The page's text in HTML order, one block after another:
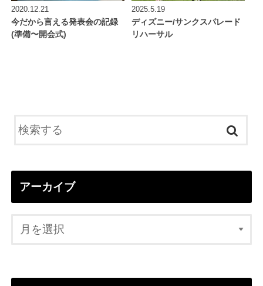
2020.12.21
今だから言える発表会の記録
(準備〜開会式)
2025.5.19
ディズニー/サンクスパレード
リハーサル
アーカイブ